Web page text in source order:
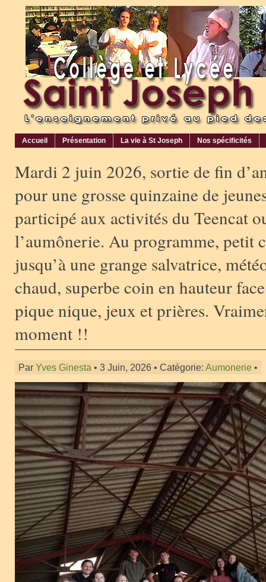
Accueil Présentation La vie à St Joseph Nos spécificités
Mardi 2 juin 2026, sortie de fin
pour une grosse quinzaine de
participé aux activités du Teencat
l’aumônerie. Au programme, petit
jusqu’à une grange salvatrice,
chaud, superbe coin en hauteur
pique nique, jeux et prières.
moment !!
Par Yves Ginesta • 3 Juin, 2026 • Catégorie: Aumonerie •